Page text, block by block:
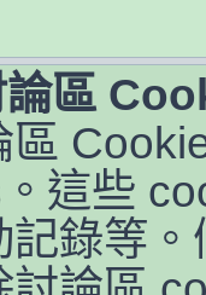
區
區
這些
錄等